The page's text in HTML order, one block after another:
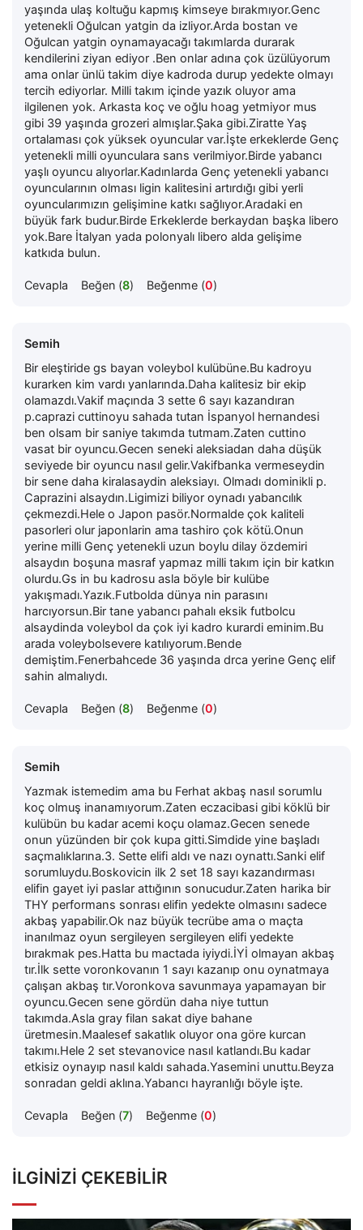
yaşında ulaş koltuğu kapmış kimseye bırakmıyor.Genc
yetenekli Oğulcan yatgin da izliyor.Arda bostan ve
Oğulcan yatgin oynamayacağı takımlarda durarak
kendilerini ziyan ediyor .Ben onlar adına çok üzülüyorum
ama onlar ünlü takim diye kadroda durup yedekte olmayı
tercih ediyorlar. Milli takım içinde yazık oluyor ama
ilgilenen yok. Arkasta koç ve oğlu hoag yetmiyor mus
gibi 39 yaşında grozeri almışlar.Şaka gibi.Ziratte Yaş
ortalaması çok yüksek oyuncular var.İşte erkeklerde Genç
yetenekli milli oyunculara sans verilmiyor.Birde yabancı
yaşlı oyuncu alıyorlar.Kadınlarda Genç yetenekli yabancı
oyuncularının olması ligin kalitesini artırdığı gibi yerli
oyuncularımızın gelişimine katkı sağlıyor.Aradaki en
büyük fark budur.Birde Erkeklerde berkaydan başka libero
yok.Bare İtalyan yada polonyalı libero alda gelişime
katkıda bulun.
Cevapla Beğen (8) Beğenme (0)
Semih
Bir eleştiride gs bayan voleybol kulübüne.Bu kadroyu
kurarken kim vardı yanlarında.Daha kalitesiz bir ekip
olamazdı.Vakif maçında 3 sette 6 sayı kazandıran
p.caprazi cuttinoyu sahada tutan İspanyol hernandesi
ben olsam bir saniye takımda tutmam.Zaten cuttino
vasat bir oyuncu.Gecen seneki aleksiadan daha düşük
seviyede bir oyuncu nasıl gelir.Vakifbanka vermeseydin
bir sene daha kiralasaydin aleksiayı. Olmadı dominikli p.
Caprazini alsaydın.Ligimizi biliyor oynadı yabancılık
çekmezdi.Hele o Japon pasör.Normalde çok kaliteli
pasorleri olur japonlarin ama tashiro çok kötü.Onun
yerine milli Genç yetenekli uzun boylu dilay özdemiri
alsaydın boşuna masraf yapmaz milli takım için bir katkın
olurdu.Gs in bu kadrosu asla böyle bir kulübe
yakışmadı.Yazık.Futbolda dünya nin parasını
harcıyorsun.Bir tane yabancı pahalı eksik futbolcu
alsaydinda voleybol da çok iyi kadro kurardi eminim.Bu
arada voleybolsevere katılıyorum.Bende
demiştim.Fenerbahcede 36 yaşında drca yerine Genç elif
sahin almalıydı.
Cevapla Beğen (8) Beğenme (0)
Semih
Yazmak istemedim ama bu Ferhat akbaş nasıl sorumlu
koç olmuş inanamıyorum.Zaten eczacibasi gibi köklü bir
kulübün bu kadar acemi koçu olamaz.Gecen senede
onun yüzünden bir çok kupa gitti.Simdide yine başladı
saçmalıklarına.3. Sette elifi aldı ve nazı oynattı.Sanki elif
sorumluydu.Boskovicin ilk 2 set 18 sayı kazandırması
elifin gayet iyi paslar attığının sonucudur.Zaten harika bir
THY performans sonrası elifin yedekte olmasını sadece
akbaş yapabilir.Ok naz büyük tecrübe ama o maçta
inanılmaz oyun sergileyen sergileyen elifi yedekte
bırakmak pes.Hatta bu mactada iyiydi.İYİ olmayan akbaş
tır.İlk sette voronkovanın 1 sayı kazanıp onu oynatmaya
çalışan akbaş tır.Voronkova savunmaya yapamayan bir
oyuncu.Gecen sene gördün daha niye tuttun
takımda.Asla gray filan sakat diye bahane
üretmesin.Maalesef sakatlık oluyor ona göre kurcan
takımı.Hele 2 set stevanovice nasıl katlandı.Bu kadar
etkisiz oynayıp nasıl kaldı sahada.Yasemini unuttu.Beyza
sonradan geldi aklına.Yabancı hayranlığı böyle işte.
Cevapla Beğen (7) Beğenme (0)
İLGINIZI ÇEKEBILIR